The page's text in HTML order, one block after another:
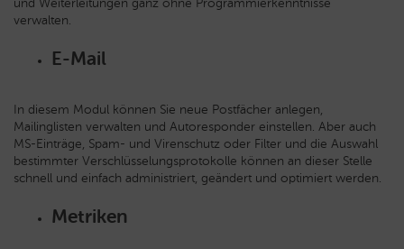
und Weiterleitungen ganz ohne Programmierkenntnisse
verwalten.
E-Mail
In diesem Modul können Sie neue Postfächer anlegen,
Mailinglisten verwalten und Autoresponder einstellen. Aber auch
MS-Einträge, Spam- und Virenschutz oder Filter und die Auswahl
bestimmter Verschlüsselungsprotokolle können an dieser Stelle
schnell und einfach administriert, geändert und optimiert werden.
Metriken